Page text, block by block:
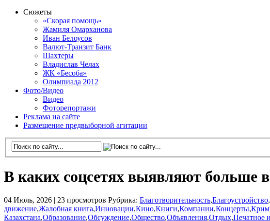
Сюжеты
«Скорая помощь»
Жамиля Омарханова
Иван Белоусов
Валют-Транзит Банк
Шахтеры
Владислав Челах
ЖК «Бесоба»
Олимпиада 2012
Фото/Видео
Видео
Фоторепортажи
Реклама на сайте
Размещение предвыборной агитации
В каких соцсетях выявляют больше
04 Июль, 2026 | 23 просмотров Рубрика: Благотворительность,Благоустройство,
движение,Жалобная книга,Инновации,Кино,Книги,Компании,Концерты,
Казахстана,Образование,Обсуждение,Общество,Объявления,Отдых,Печатное